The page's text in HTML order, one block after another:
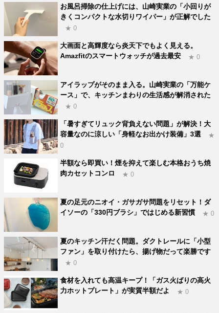
お風呂掃除の仕上げには、山崎実業の「小回りが
きくコンパクトな水切りワイパー」が正解でした
★ 0
大画面と高輝度なら炎天下でもよく見える。
Amazfitのスマートウォッチが過去最安
★ 0
アイラップがそのまま入る。山崎実業の「万能ケ
ース」で、キッチンまわりの生活感が解消された
★ 0
「暑すぎてリュック背負えない問題」が解決！大
容量なのに涼しい「身軽なお出かけ装備」3選
★
0
半額なら即買い！煙を抑えて楽しむ本格おうち焼
肉カセットコンロ
★ 0
夏の足元のニオイ・ガサガサ問題をリセット！ダ
イソーの「330円ブラシ」ではじめる新習慣
★ 0
夏のキッチン汗だく問題。ダクトレールに「小型
ファン」を取り付けたら、揚げ物だって楽勝です
★ 0
食材を入れても高温キープ！「ガス火ばりの高火
力ホットプレート」が実質半額だよ
★ 0